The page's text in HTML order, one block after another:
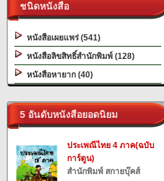
ชนิดหนังสือ
หนังสือเผยแพร่ (541)
หนังสือลิขสิทธิ์สำนักพิมพ์ (128)
หนังสือหายาก (40)
5 อันดับหนังสือยอดนิยม
ประเพณีไทย 4 ภาค(ฉบับ
การ์ตูน)
สำนักพิมพ์ สกายบุ๊คส์